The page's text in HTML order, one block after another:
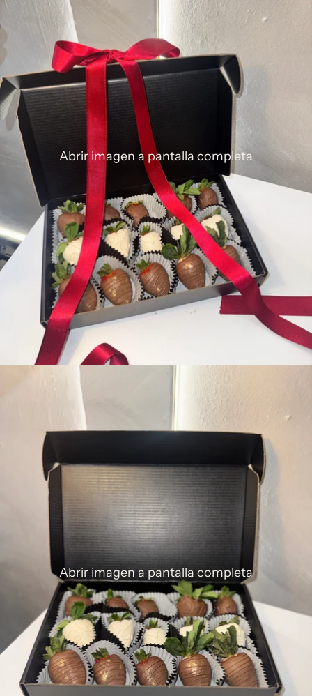
Abrir imagen a pantalla completa
Abrir imagen a pantalla completa